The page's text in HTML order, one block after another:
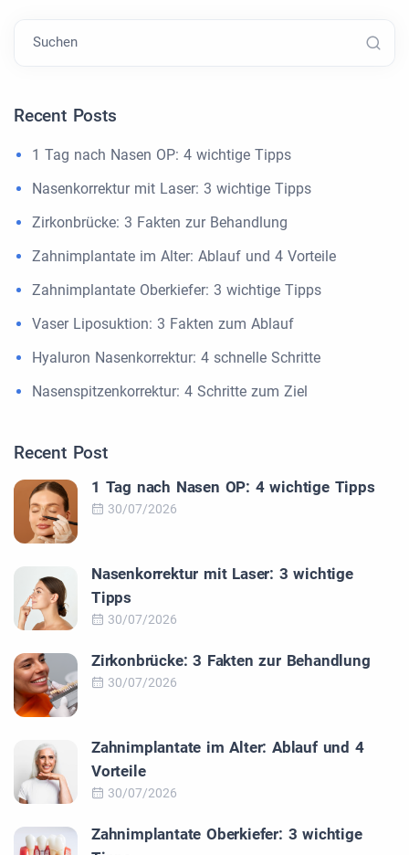
Suchen
Recent Posts
1 Tag nach Nasen OP: 4 wichtige Tipps
Nasenkorrektur mit Laser: 3 wichtige Tipps
Zirkonbrücke: 3 Fakten zur Behandlung
Zahnimplantate im Alter: Ablauf und 4 Vorteile
Zahnimplantate Oberkiefer: 3 wichtige Tipps
Vaser Liposuktion: 3 Fakten zum Ablauf
Hyaluron Nasenkorrektur: 4 schnelle Schritte
Nasenspitzenkorrektur: 4 Schritte zum Ziel
Recent Post
1 Tag nach Nasen OP: 4 wichtige Tipps
30/07/2026
Nasenkorrektur mit Laser: 3 wichtige
Tipps
30/07/2026
Zirkonbrücke: 3 Fakten zur Behandlung
30/07/2026
Zahnimplantate im Alter: Ablauf und 4
Vorteile
30/07/2026
Zahnimplantate Oberkiefer: 3 wichtige